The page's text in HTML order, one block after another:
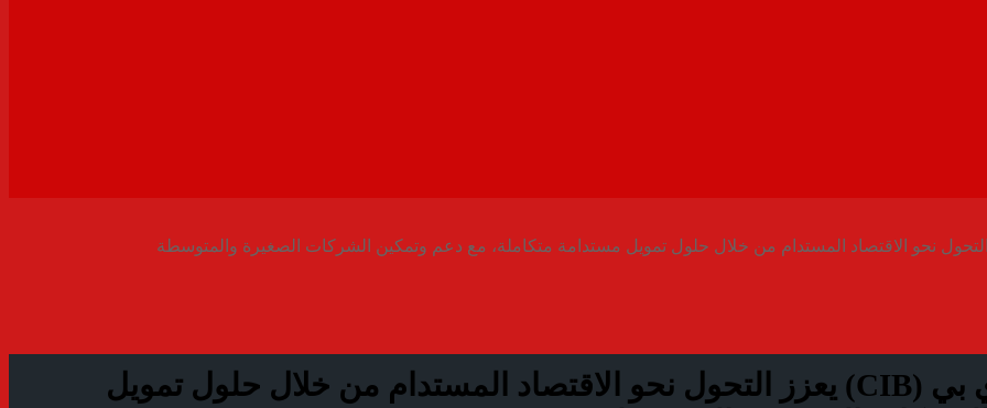
البنك التجاري الدولي – مصر سي أي بي (CIB) يعزز التحول نحو الاقتصاد المستدام من خلال حلول تمويل